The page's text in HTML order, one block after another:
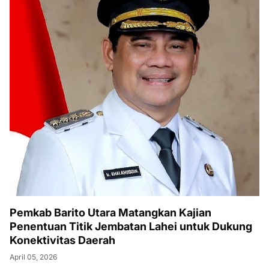
Pemkab Barito Utara Matangkan Kajian
Penentuan Titik Jembatan Lahei untuk Dukung
Konektivitas Daerah
April 05, 2026